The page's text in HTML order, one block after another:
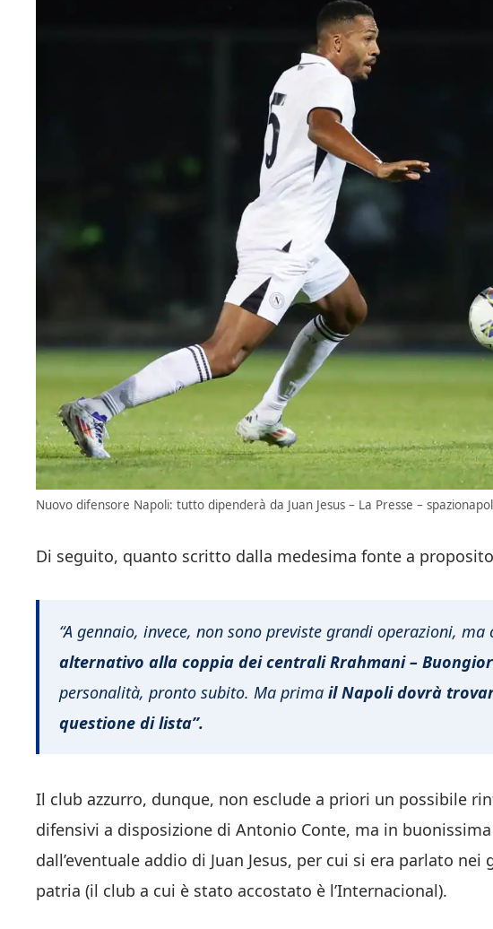
Nuovo difensore Napoli: tutto dipenderà da Juan Jesus – La Presse –
Di seguito, quanto scritto dalla medesima fonte a
“A gennaio, invece, non sono previste grandi operazioni, ma
alternativo alla coppia dei centrali Rrahmani –
personalità, pronto subito. Ma prima il Napoli dovrà
questione di lista”.
Il club azzurro, dunque, non esclude a priori un possibile
difensivi a disposizione di Antonio Conte, ma in
dall’eventuale addio di Juan Jesus, per cui si era parlato
patria (il club a cui è stato accostato è l’Internacional).